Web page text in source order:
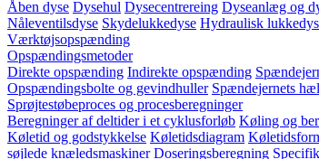
Åben dyse Dysehul Dysecentrereing Dyseanlæg og
Nåleventilsdyse Skydelukkedyse Hydraulisk
Værktøjsopspænding
Opspændingsmetoder
Direkte opspænding Indirekte opspænding
Opspændingsbolte og gevindhuller Spændejernets
Sprøjtestøbeproces og procesberegninger
Beregninger af deltider i et cyklusforløb Køling og
Køletid og godstykkelse Køletidsdiagram
søjlede knæledsmaskiner Doseringsberegning